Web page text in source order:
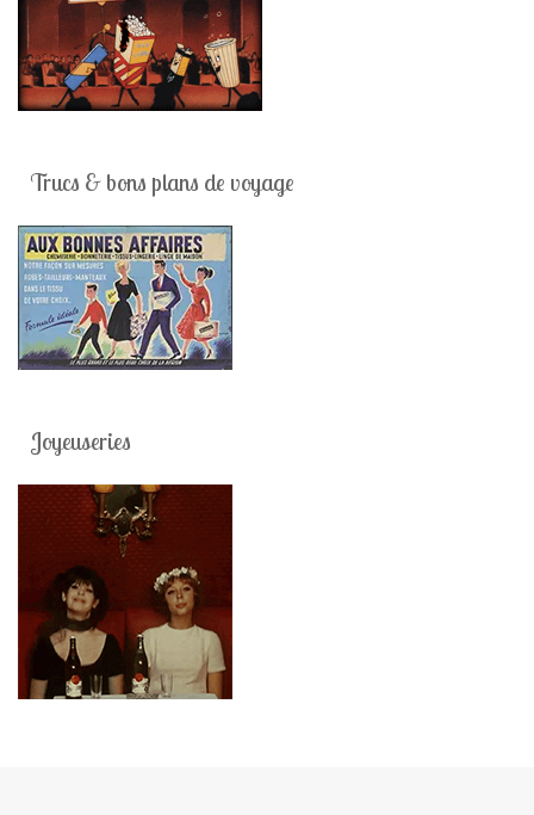
Trucs & bons plans de voyage
Joyeuseries